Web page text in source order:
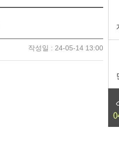
작성일 : 24-05-14 13:00